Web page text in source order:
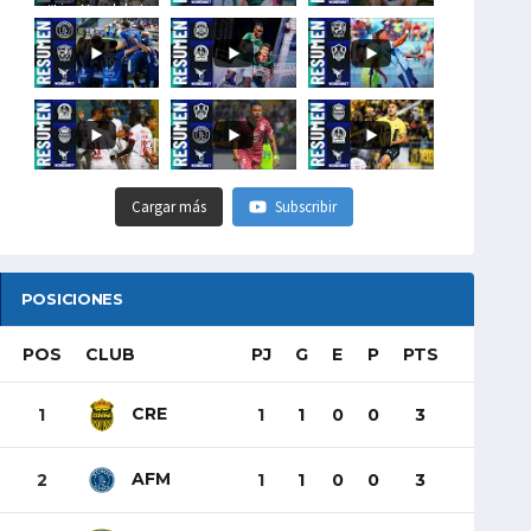
#LigaHondubet
Cargar más Subscribir
POSICIONES
POS CLUB PJ G E P PTS
1 CRE 1 1 0 0 3
2 AFM 1 1 0 0 3